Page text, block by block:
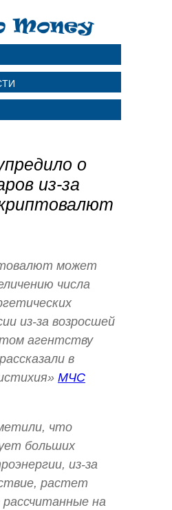
о
из-за
может
числа
из-за возросшей
агентству
рассказали в
МЧС
что
больших
из-за
растет
рассчитанные на